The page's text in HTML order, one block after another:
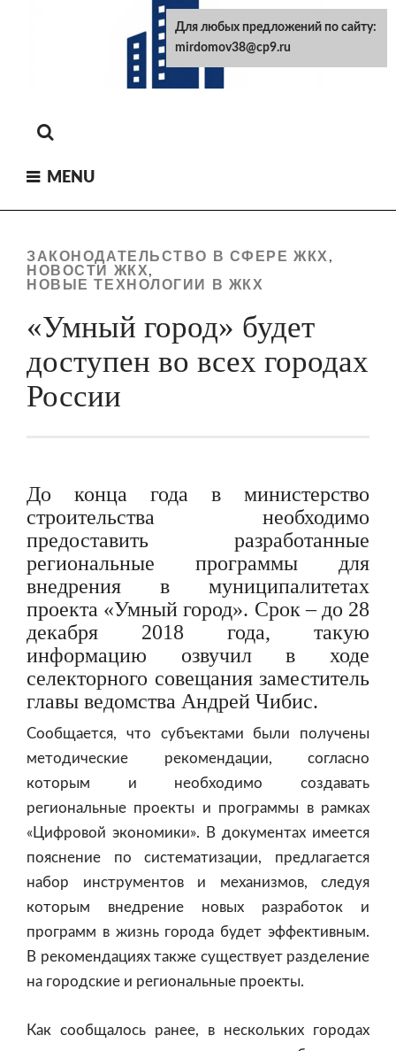
MENU
ЗАКОНОДАТЕЛЬСТВО В СФЕРЕ ЖКХ ,
НОВОСТИ ЖКХ,
НОВЫЕ ТЕХНОЛОГИИ В ЖКХ
«Умный город» будет
доступен во всех городах
России
До конца года в министерство
строительства необходимо
предоставить разработанные
региональные программы для
внедрения в муниципалитетах
проекта «Умный город». Срок – до 28
декабря 2018 года, такую
информацию озвучил в ходе
селекторного совещания заместитель
главы ведомства Андрей Чибис.
Сообщается, что субъектами были получены
методические рекомендации, согласно
которым и необходимо создавать
региональные проекты и программы в рамках
«Цифровой экономики». В документах имеется
пояснение по систематизации, предлагается
набор инструментов и механизмов, следуя
которым внедрение новых разработок и
программ в жизнь города будет эффективным.
В рекомендациях также существует разделение
на городские и региональные проекты.
Как сообщалось ранее, в нескольких городах
Для любых предложений по сайту:
mirdomov38@cp9.ru